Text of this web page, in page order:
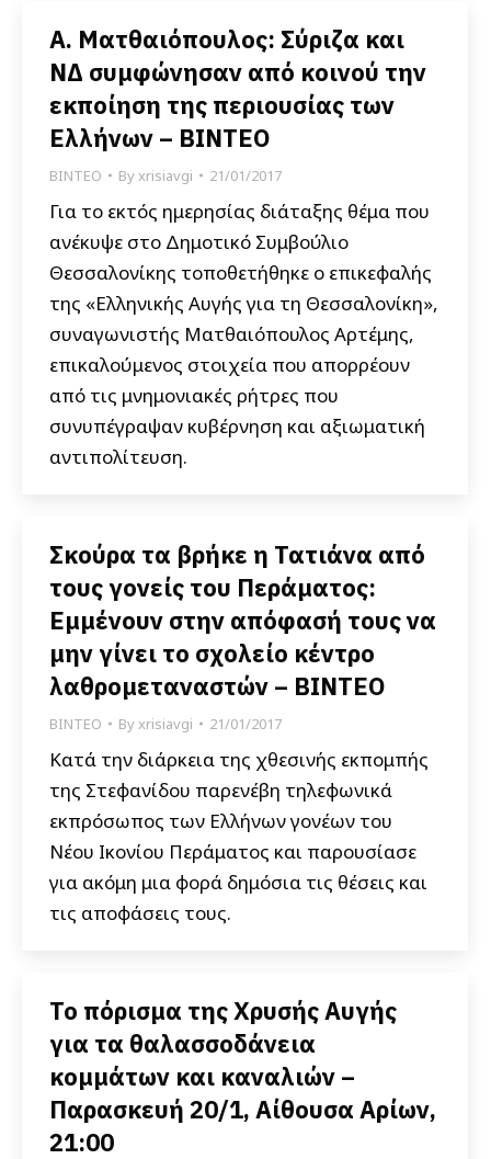
Α. Ματθαιόπουλος: Σύριζα και
ΝΔ συμφώνησαν από κοινού την
εκποίηση της περιουσίας των
Ελλήνων – ΒΙΝΤΕΟ
ΒΙΝΤΕΟ Byxrisiavgi 21/01/2017
Για το εκτός ημερησίας διάταξης θέμα που
ανέκυψε στο Δημοτικό Συμβούλιο
Θεσσαλονίκης τοποθετήθηκε ο επικεφαλής
της «Ελληνικής Αυγής για τη Θεσσαλονίκη»,
συναγωνιστής Ματθαιόπουλος Αρτέμης,
επικαλούμενος στοιχεία που απορρέουν
από τις μνημονιακές ρήτρες που
συνυπέγραψαν κυβέρνηση και αξιωματική
αντιπολίτευση.
Σκούρα τα βρήκε η Τατιάνα από
τους γονείς του Περάματος:
Εμμένουν στην απόφασή τους να
μην γίνει το σχολείο κέντρο
λαθρομεταναστών – ΒΙΝΤΕΟ
ΒΙΝΤΕΟ Byxrisiavgi 21/01/2017
Κατά την διάρκεια της χθεσινής εκπομπής
της Στεφανίδου παρενέβη τηλεφωνικά
εκπρόσωπος των Ελλήνων γονέων του
Νέου Ικονίου Περάματος και παρουσίασε
για ακόμη μια φορά δημόσια τις θέσεις και
τις αποφάσεις τους.
Το πόρισμα της Χρυσής Αυγής
για τα θαλασσοδάνεια
κομμάτων και καναλιών –
Παρασκευή 20/1, Αίθουσα Αρίων,
21:00